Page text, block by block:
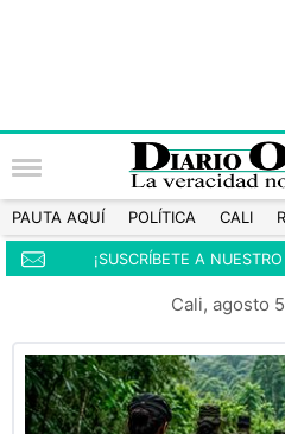
PAUTA AQUÍ POLÍTICA CALI
¡SUSCRÍBETE A
Cali, agosto